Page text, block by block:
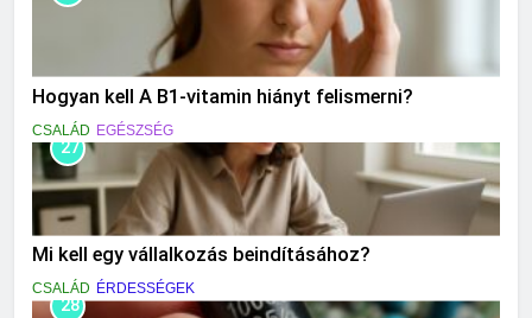
Hogyan kell A B1-vitamin hiányt felismerni?
CSALÁD EGÉSZSÉG
27
Mi kell egy vállalkozás beindításához?
CSALÁD ÉRDESSÉGEK
28